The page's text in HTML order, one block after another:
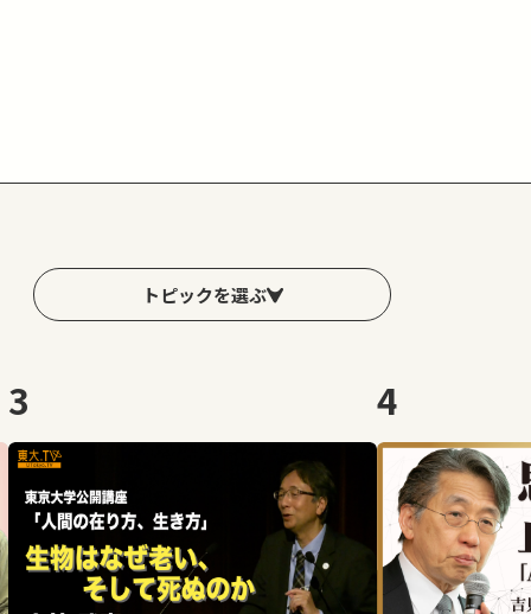
トピックを選ぶ
3 4